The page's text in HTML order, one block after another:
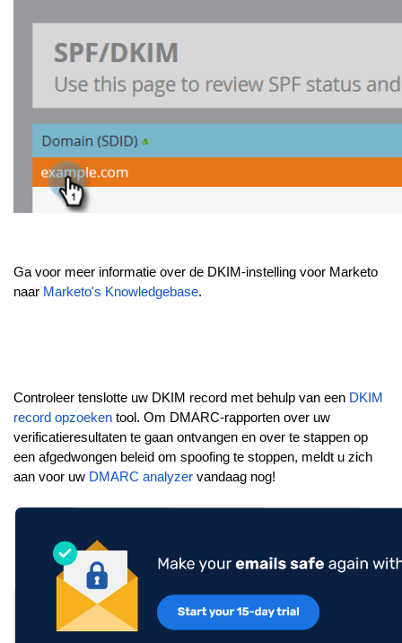
Ga voor meer informatie over de DKIM-instelling voor Marketo
naar Marketo's Knowledgebase.
Controleer tenslotte uw DKIM record met behulp van een DKIM
record opzoeken tool. Om DMARC-rapporten over uw
verificatieresultaten te gaan ontvangen en over te stappen op
een afgedwongen beleid om spoofing te stoppen, meldt u zich
aan voor uw DMARC analyzer vandaag nog!